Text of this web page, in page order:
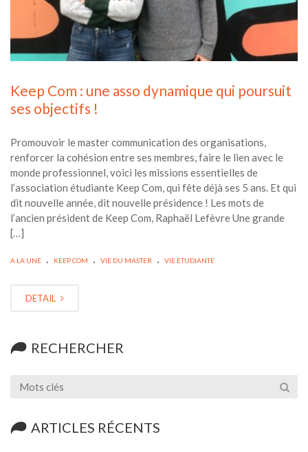
Keep Com : une asso dynamique qui poursuit
ses objectifs !
Promouvoir le master communication des organisations,
renforcer la cohésion entre ses membres, faire le lien avec le
monde professionnel, voici les missions essentielles de
l’association étudiante Keep Com, qui fête déjà ses 5 ans. Et qui
dit nouvelle année, dit nouvelle présidence ! Les mots de
l’ancien président de Keep Com, Raphaël Lefèvre Une grande
[…]
A LA UNE . KEEP COM . VIE DU MASTER . VIE ÉTUDIANTE
DETAIL
RECHERCHER
ARTICLES RÉCENTS